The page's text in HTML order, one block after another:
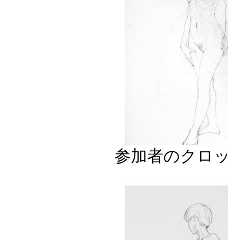
参加者のクロ